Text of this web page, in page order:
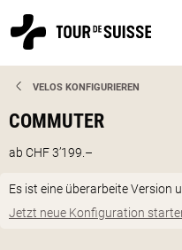
VELOS KONFIGURIEREN
COMMUTER
ab CHF 3’199.–
Es ist eine überarbeite Version
Jetzt neue Konfiguration